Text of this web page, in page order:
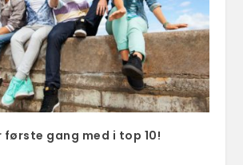
første gang med i top 10!